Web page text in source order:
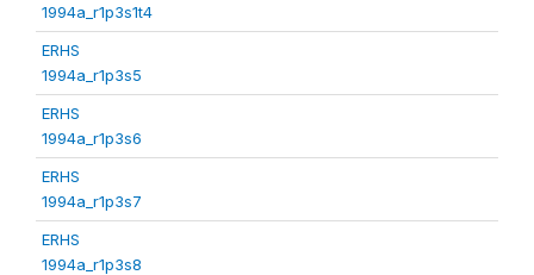
1994a_r1p3s1t4
ERHS
1994a_r1p3s5
ERHS
1994a_r1p3s6
ERHS
1994a_r1p3s7
ERHS
1994a_r1p3s8